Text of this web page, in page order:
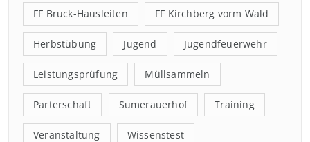
FF Bruck-Hausleiten FF Kirchberg vorm Wald
Herbstübung Jugend Jugendfeuerwehr
Leistungsprüfung Müllsammeln
Parterschaft Sumerauerhof Training
Veranstaltung Wissenstest